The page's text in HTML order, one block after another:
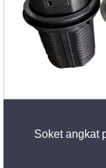
Soket angkat